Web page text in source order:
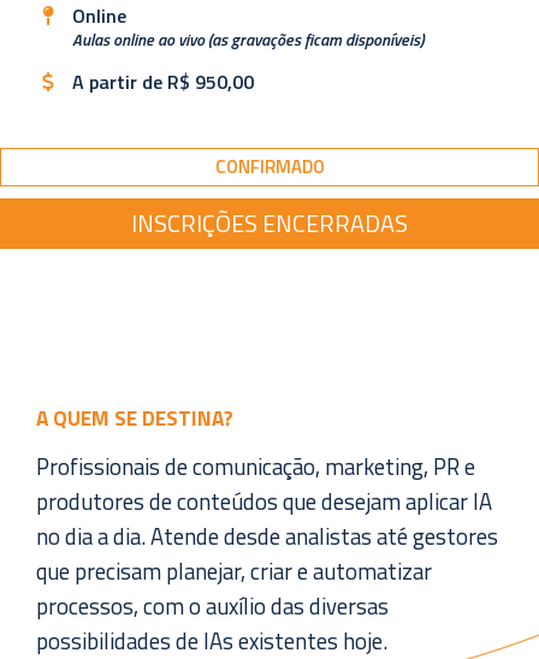
Online
Aulas online ao vivo (as gravações ficam disponíveis)
A partir de R$ 950,00
CONFIRMADO
INSCRIÇÕES ENCERRADAS
A QUEM SE DESTINA?
Profissionais de comunicação, marketing, PR e
produtores de conteúdos que desejam aplicar IA
no dia a dia. Atende desde analistas até gestores
que precisam planejar, criar e automatizar
processos, com o auxílio das diversas
possibilidades de IAs existentes hoje.